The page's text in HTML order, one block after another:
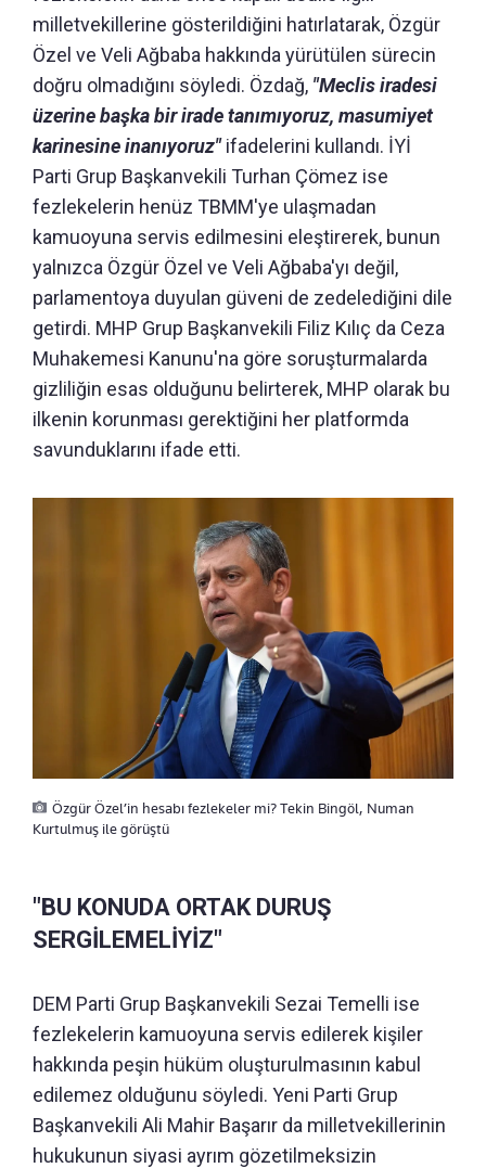
milletvekillerine gösterildiğini hatırlatarak, Özgür
Özel ve Veli Ağbaba hakkında yürütülen sürecin
doğru olmadığını söyledi. Özdağ, "Meclis iradesi
üzerine başka bir irade tanımıyoruz, masumiyet
karinesine inanıyoruz"ifadelerini kullandı. İYİ
Parti Grup Başkanvekili Turhan Çömez ise
fezlekelerin henüz TBMM'ye ulaşmadan
kamuoyuna servis edilmesini eleştirerek, bunun
yalnızca Özgür Özel ve Veli Ağbaba'yı değil,
parlamentoya duyulan güveni de zedelediğini dile
getirdi. MHP Grup Başkanvekili Filiz Kılıç da Ceza
Muhakemesi Kanunu'na göre soruşturmalarda
gizliliğin esas olduğunu belirterek, MHP olarak bu
ilkenin korunması gerektiğini her platformda
savunduklarını ifade etti.
Özgür Özel’in hesabı fezlekeler mi? Tekin Bingöl, Numan
Kurtulmuş ile görüştü
"BU KONUDA ORTAK DURUŞ
SERGİLEMELİYİZ"
DEM Parti Grup Başkanvekili Sezai Temelli ise
fezlekelerin kamuoyuna servis edilerek kişiler
hakkında peşin hüküm oluşturulmasının kabul
edilemez olduğunu söyledi. Yeni Parti Grup
Başkanvekili Ali Mahir Başarır da milletvekillerinin
hukukunun siyasi ayrım gözetilmeksizin